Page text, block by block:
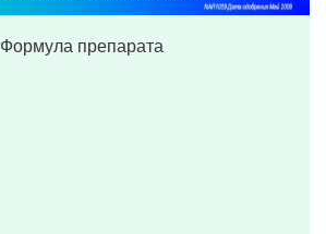
Формула препарата